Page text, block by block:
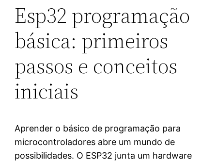
Esp32 programação
básica: primeiros
passos e conceitos
iniciais
Aprender o básico de programação para
microcontroladores abre um mundo de
possibilidades. O ESP32 junta um hardware